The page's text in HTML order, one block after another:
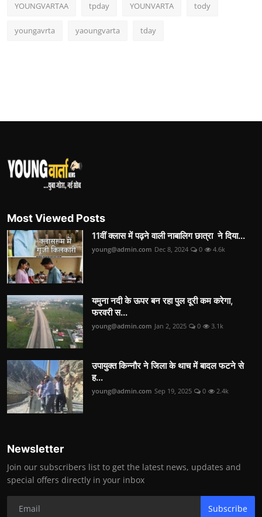
YOUNGVARTAA tpday YOUNVARTA tody
youngavrta yaoungvarta tday
Most Viewed Posts
11वीं क्लास में पढ़ने वाली नाबालिग छात्रा ने दिया...
young@admin.com Dec 8, 2024 0 4.6k
यमुना नदी के ऊपर बन रहा पुल दूरी कम करेगा,
फरवरी स...
young@admin.com Jan 2, 2025 0 3.1k
उपायुक्त किन्नौर ने जिला के थाच में बादल फटने से
ह...
young@admin.com Sep 19, 2025 0 2.4k
Newsletter
Join our subscribers list to get the latest news, updates and
special offers directly in your inbox
Subscribe